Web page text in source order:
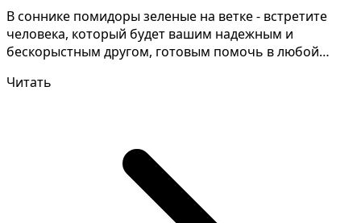
В соннике помидоры зеленые на ветке - встретите
человека, который будет вашим надежным и
бескорыстным другом, готовым помочь в любой
Читать